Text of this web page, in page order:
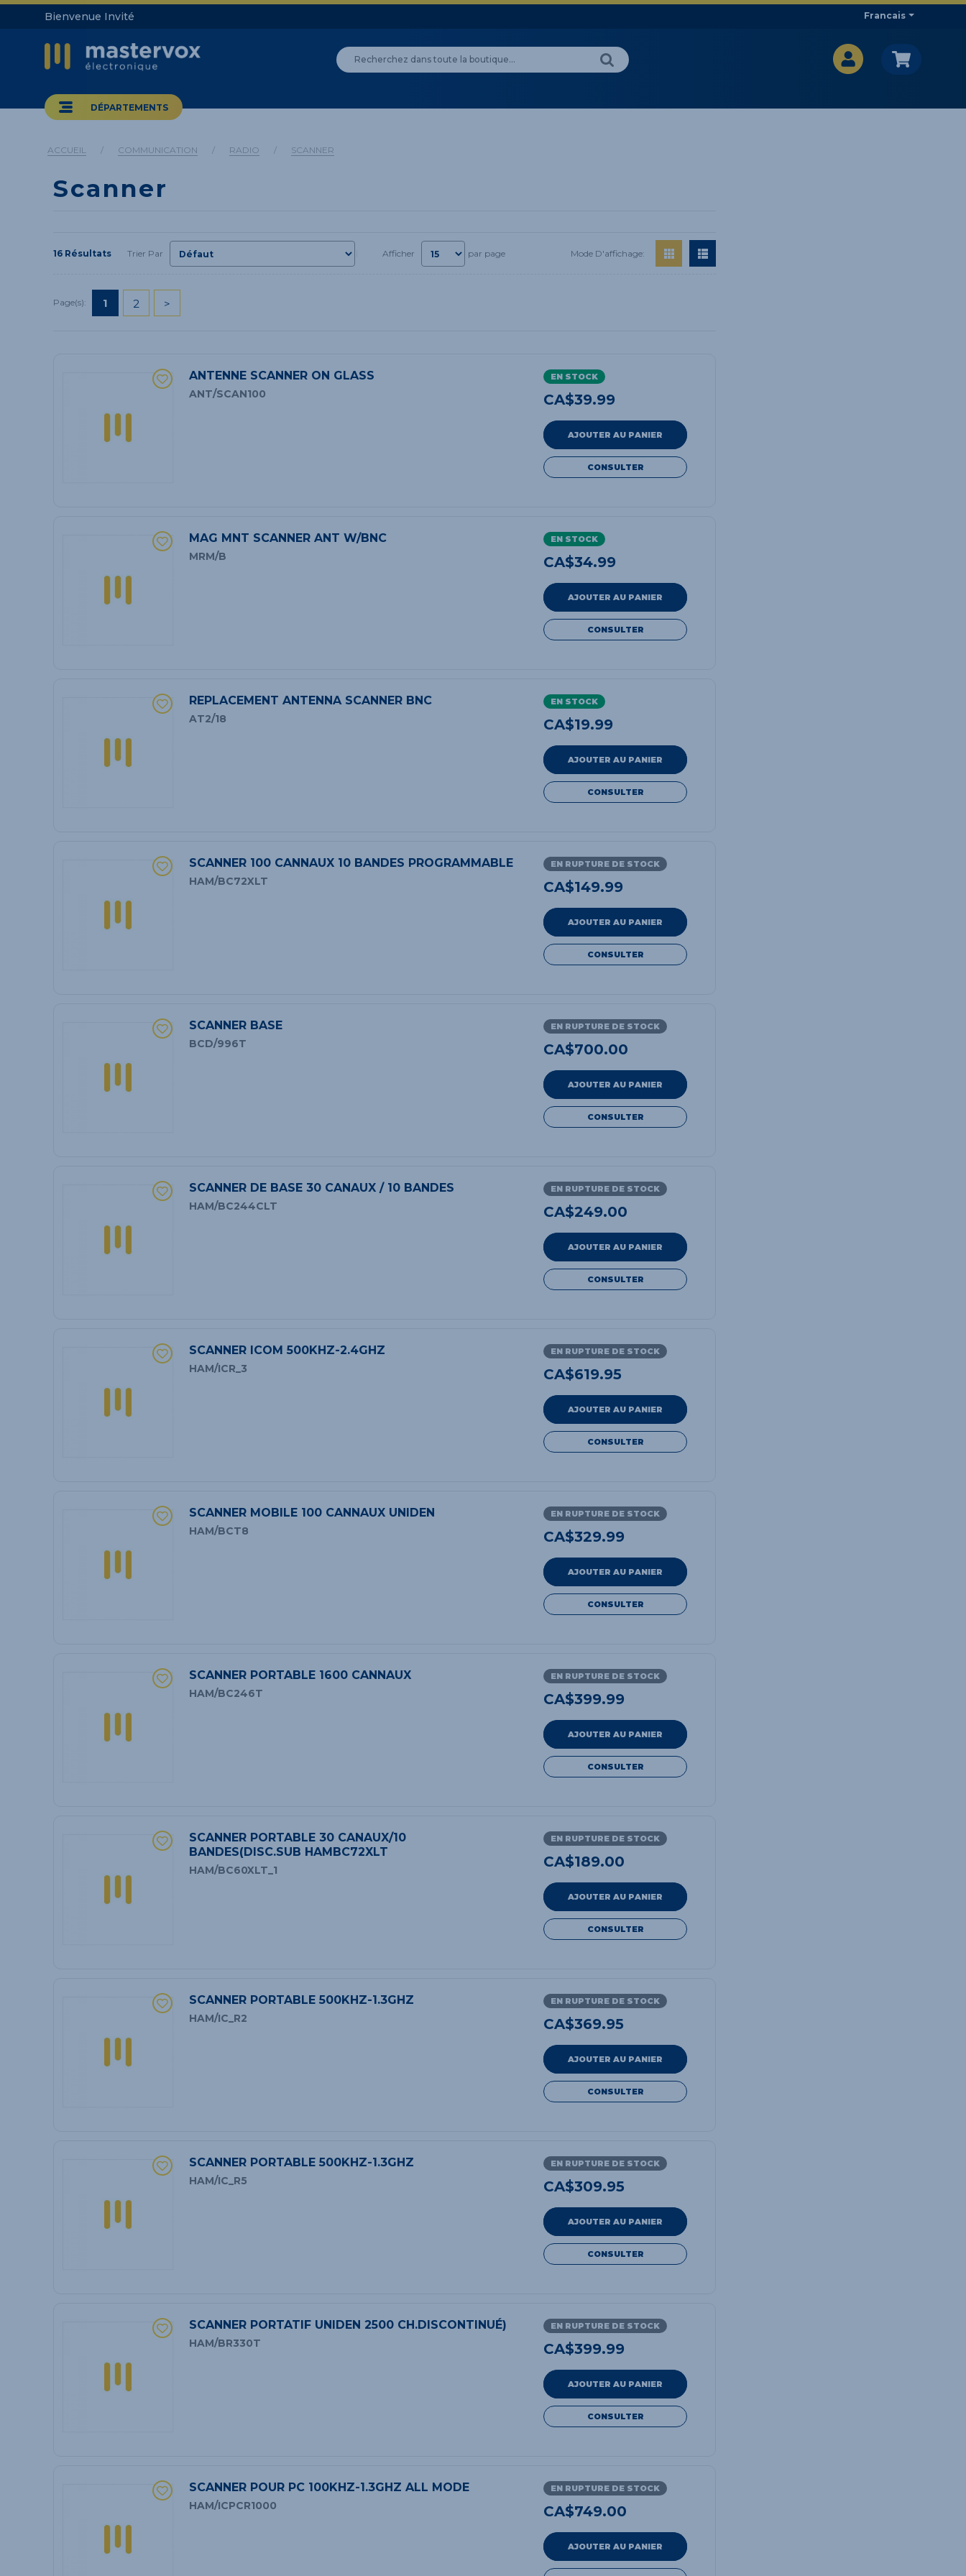
Bienvenue Invité Francais
DÉPARTEMENTS
ACCUEIL / COMMUNICATION / RADIO / SCANNER
Scanner
16 Résultats Trier Par Afficher par page Mode D'affichage:
Page(s): 1 2 >
ANTENNE SCANNER ON GLASS
ANT/SCAN100
EN STOCK
CA$39.99
AJOUTER AU PANIER
CONSULTER
MAG MNT SCANNER ANT W/BNC
MRM/B
EN STOCK
CA$34.99
AJOUTER AU PANIER
CONSULTER
REPLACEMENT ANTENNA SCANNER BNC
AT2/18
EN STOCK
CA$19.99
AJOUTER AU PANIER
CONSULTER
SCANNER 100 CANNAUX 10 BANDES PROGRAMMABLE
HAM/BC72XLT
EN RUPTURE DE STOCK
CA$149.99
AJOUTER AU PANIER
CONSULTER
SCANNER BASE
BCD/996T
EN RUPTURE DE STOCK
CA$700.00
AJOUTER AU PANIER
CONSULTER
SCANNER DE BASE 30 CANAUX / 10 BANDES
HAM/BC244CLT
EN RUPTURE DE STOCK
CA$249.00
AJOUTER AU PANIER
CONSULTER
SCANNER ICOM 500KHZ-2.4GHZ
HAM/ICR_3
EN RUPTURE DE STOCK
CA$619.95
AJOUTER AU PANIER
CONSULTER
SCANNER MOBILE 100 CANNAUX UNIDEN
HAM/BCT8
EN RUPTURE DE STOCK
CA$329.99
AJOUTER AU PANIER
CONSULTER
SCANNER PORTABLE 1600 CANNAUX
HAM/BC246T
EN RUPTURE DE STOCK
CA$399.99
AJOUTER AU PANIER
CONSULTER
SCANNER PORTABLE 30 CANAUX/10
BANDES(DISC.SUB HAMBC72XLT
HAM/BC60XLT_1
EN RUPTURE DE STOCK
CA$189.00
AJOUTER AU PANIER
CONSULTER
SCANNER PORTABLE 500KHZ-1.3GHZ
HAM/IC_R2
EN RUPTURE DE STOCK
CA$369.95
AJOUTER AU PANIER
CONSULTER
SCANNER PORTABLE 500KHZ-1.3GHZ
HAM/IC_R5
EN RUPTURE DE STOCK
CA$309.95
AJOUTER AU PANIER
CONSULTER
SCANNER PORTATIF UNIDEN 2500 CH.DISCONTINUÉ)
HAM/BR330T
EN RUPTURE DE STOCK
CA$399.99
AJOUTER AU PANIER
CONSULTER
SCANNER POUR PC 100KHZ-1.3GHZ ALL MODE
HAM/ICPCR1000
EN RUPTURE DE STOCK
CA$749.00
AJOUTER AU PANIER